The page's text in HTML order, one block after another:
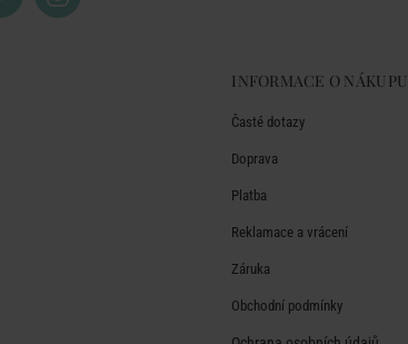
INFORMACE O NÁKUPU
Časté dotazy
Doprava
Platba
Reklamace a vrácení
Záruka
Obchodní podmínky